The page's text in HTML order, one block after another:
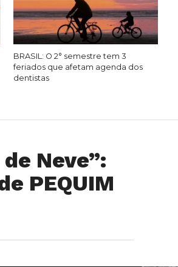
BRASIL: O 2° semestre tem 3
feriados que afetam agenda dos
dentistas
Neve”:
PEQUIM